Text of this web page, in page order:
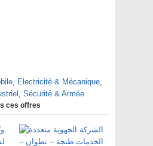
, Electricité & Mécanique,
, Sécurité & Armée
ces offres